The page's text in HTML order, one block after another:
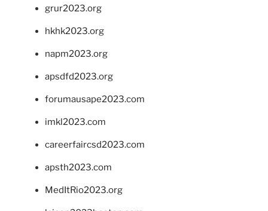
grur2023.org
hkhk2023.org
napm2023.org
apsdfd2023.org
forumausape2023.com
imkl2023.com
careerfaircsd2023.com
apsth2023.com
MedItRio2023.org